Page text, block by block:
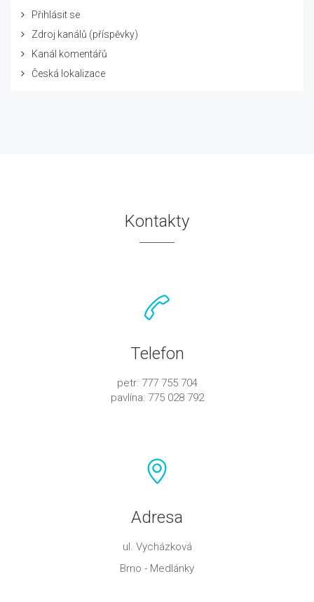
Přihlásit se
Zdroj kanálů (příspěvky)
Kanál komentářů
Česká lokalizace
Kontakty
Telefon
petr: 777 755 704
pavlína: 775 028 792
Adresa
ul. Vycházková
Brno - Medlánky